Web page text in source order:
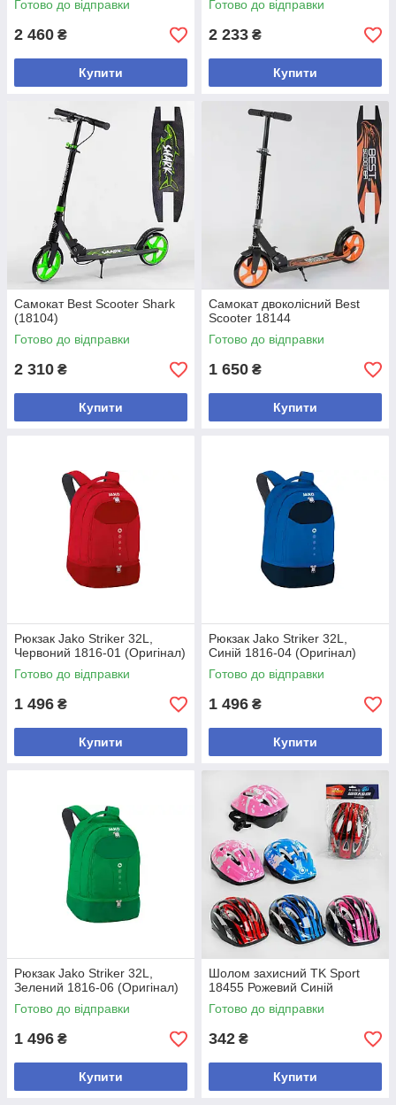
Готово до відправки
2 460 ₴
Купити
Готово до відправки
2 233 ₴
Купити
Самокат Best Scooter Shark
(18104)
Готово до відправки
2 310 ₴
Купити
Самокат двоколісний Best
Scooter 18144
Готово до відправки
1 650 ₴
Купити
Рюкзак Jako Striker 32L,
Червоний 1816-01 (Оригінал)
Готово до відправки
1 496 ₴
Купити
Рюкзак Jako Striker 32L,
Синій 1816-04 (Оригінал)
Готово до відправки
1 496 ₴
Купити
Рюкзак Jako Striker 32L,
Зелений 1816-06 (Оригінал)
Готово до відправки
1 496 ₴
Купити
Шолом захисний TK Sport
18455 Рожевий Синій
Готово до відправки
342 ₴
Купити